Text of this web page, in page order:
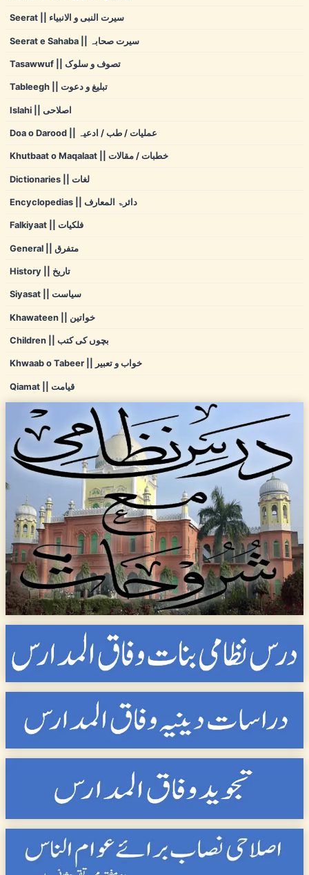
Seerat || سیرت النبی و الانبیاء
Seerat e Sahaba || سیرت صحابہ
Tasawwuf || تصوف و سلوک
Tableegh || تبلیغ و دعوت
Islahi || اصلاحی
Doa o Darood || عملیات / طب / ادعیہ
Khutbaat o Maqalaat || خطبات / مقالات
Dictionaries || لغات
Encyclopedias || دائرۃ المعارف
Falkiyaat || فلکیات
General || متفرق
History || تاریخ
Siyasat || سیاست
Khawateen || خواتین
Children || بچوں کی کتب
Khwaab o Tabeer || خواب و تعبیر
Qiamat || قیامت